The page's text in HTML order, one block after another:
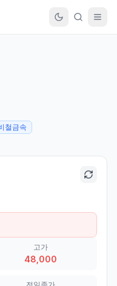
철금속
고가
48,000